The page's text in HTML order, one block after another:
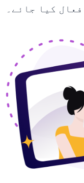
فعال کیا جائے۔